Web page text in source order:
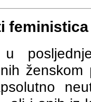
feministica
u